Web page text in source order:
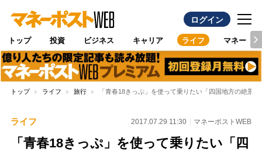
ログイン
トップ 投資 ビジネス キャリア ライフ マネー
トップ ライフ 旅行 「青春18きっぷ」を使って乗りたい「四国地方の絶景路
ライフ 2017.07.29 11:30 マネーポストWEB
「青春18きっぷ」を使って乗りたい「四